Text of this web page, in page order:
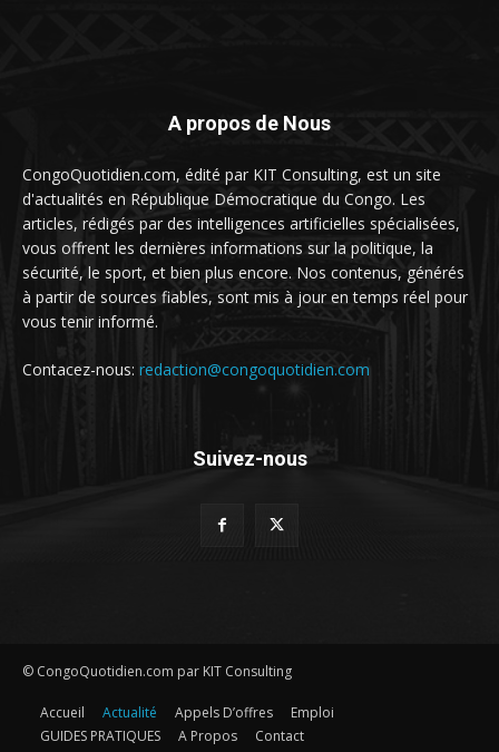
A propos de Nous
CongoQuotidien.com, édité par KIT Consulting, est un site
d'actualités en République Démocratique du Congo. Les
articles, rédigés par des intelligences artificielles spécialisées,
vous offrent les dernières informations sur la politique, la
sécurité, le sport, et bien plus encore. Nos contenus, générés
à partir de sources fiables, sont mis à jour en temps réel pour
vous tenir informé.
Contacez-nous: redaction@congoquotidien.com
Suivez-nous
© CongoQuotidien.com par KIT Consulting
Accueil Actualité Appels D’offres
Emploi
GUIDES PRATIQUES
A Propos Contact